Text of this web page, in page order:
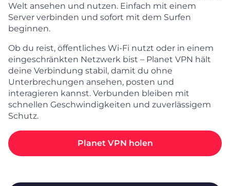
Welt ansehen und nutzen. Einfach mit einem
Server verbinden und sofort mit dem Surfen
beginnen.
Ob du reist, öffentliches Wi-Fi nutzt oder in einem
eingeschränkten Netzwerk bist – Planet VPN hält
deine Verbindung stabil, damit du ohne
Unterbrechungen ansehen, posten und
interagieren kannst. Verbunden bleiben mit
schnellen Geschwindigkeiten und zuverlässigem
Schutz.
Planet VPN holen